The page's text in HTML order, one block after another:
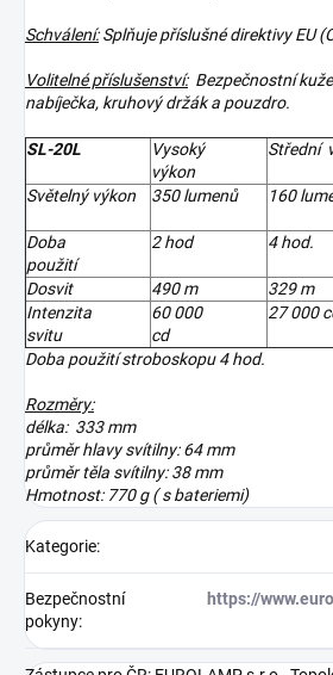
Schválení:Splňuje příslušné direktivy EU
Volitelné příslušenství:Bezpečnostní
nabíječka, kruhový držák a pouzdro.
SL-20L
Vysoký
výkon
Střední
Světelný výkon 350 lumenů 160
Doba
použití
2 hod 4
Dosvit 490 m 329 m
Intenzita
svitu
60 000
cd
27
Doba použití stroboskopu 4 hod.
Rozměry:
délka: 333 mm
průměr hlavy svítilny: 64 mm
průměr těla svítilny: 38 mm
Hmotnost: 770 g ( s bateriemi)
Kategorie:
Bezpečnostní
pokyny:
https://